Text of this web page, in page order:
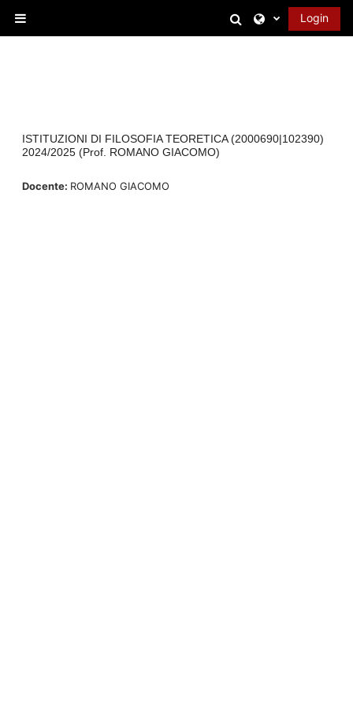
Attiva/disattiva
Login
ISTITUZIONI DI FILOSOFIA TEORETICA (2000690|102390)
2024/2025 (Prof. ROMANO GIACOMO)
Docente: ROMANO GIACOMO